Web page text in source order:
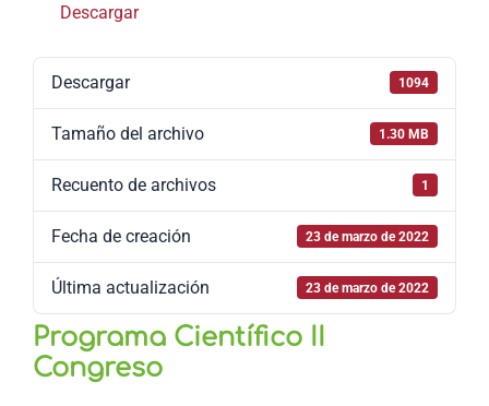
Descargar
Descargar 1094
Tamaño del archivo 1.30 MB
Recuento de archivos 1
Fecha de creación 23 de marzo de 2022
Última actualización 23 de marzo de 2022
Programa Científico II
Congreso